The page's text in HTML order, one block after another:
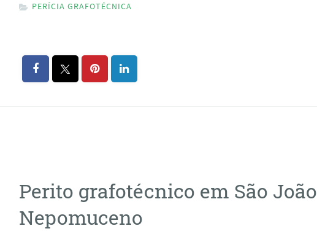
PERÍCIA GRAFOTÉCNICA
Perito grafotécnico em São João
Nepomuceno